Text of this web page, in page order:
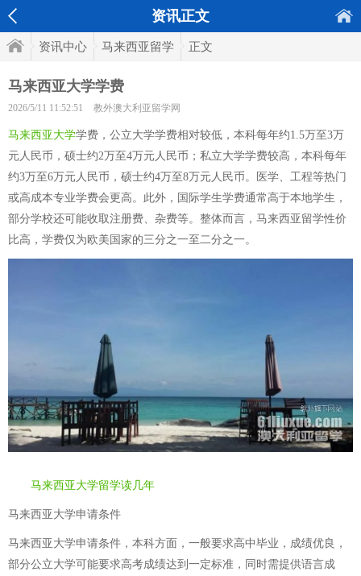
资讯正文
资讯中心 马来西亚留学 正文
马来西亚大学学费
2026/5/11 11:52:51 教外澳大利亚留学网
马来西亚大学学费，公立大学学费相对较低，本科每年约1.5万至3万
元人民币，硕士约2万至4万元人民币；私立大学学费较高，本科每年
约3万至6万元人民币，硕士约4万至8万元人民币。医学、工程等热门
或高成本专业学费会更高。此外，国际学生学费通常高于本地学生，
部分学校还可能收取注册费、杂费等。整体而言，马来西亚留学性价
比高，学费仅为欧美国家的三分之一至二分之一。
马来西亚大学留学读几年
马来西亚大学申请条件
马来西亚大学申请条件，本科方面，一般要求高中毕业，成绩优良，
部分公立大学可能要求高考成绩达到一定标准，同时需提供语言成